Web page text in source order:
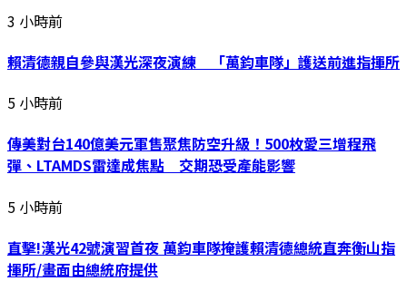
3 小時前
賴清德親自參與漢光深夜演練 「萬鈞車隊」護送前進指揮所
5 小時前
傳美對台140億美元軍售聚焦防空升級！500枚愛三增程飛
彈、LTAMDS雷達成焦點 交期恐受產能影響
5 小時前
直擊!漢光42號演習首夜 萬鈞車隊掩護賴清德總統直奔衡山指
揮所/畫面由總統府提供